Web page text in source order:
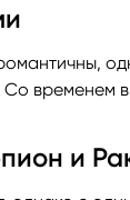
временем
и